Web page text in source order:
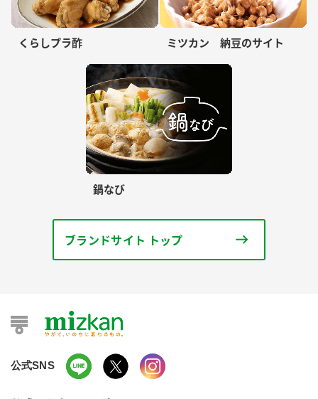
くらしプラ酢 ミツカン 納豆のサイト
鍋なび
ブランドサイト トップ
公式SNS